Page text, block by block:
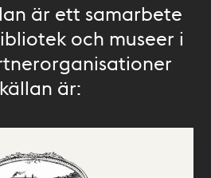
är ett samarbete
och museer i
är: